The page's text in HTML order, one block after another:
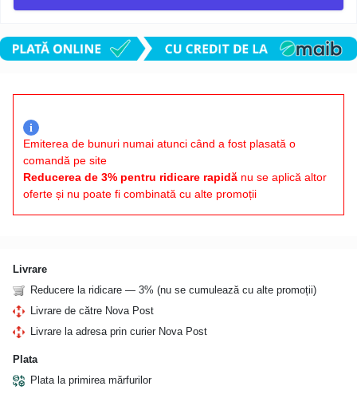
i
Emiterea de bunuri numai atunci când a fost plasată o
comandă pe site
Reducerea de 3% pentru ridicare rapidă nu se aplică altor
oferte și nu poate fi combinată cu alte promoții
Livrare
Reducere la ridicare — 3% (nu se cumulează cu alte promoții)
Livrare de către Nova Post
Livrare la adresa prin curier Nova Post
Plata
Plata la primirea mărfurilor